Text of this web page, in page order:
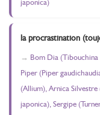
japonica)
la procrastination
Bom Dia
Piper (Piper
(Allium), Arnica
japonica), Sergipe